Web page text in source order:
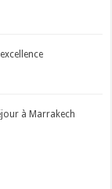
à Marrakech